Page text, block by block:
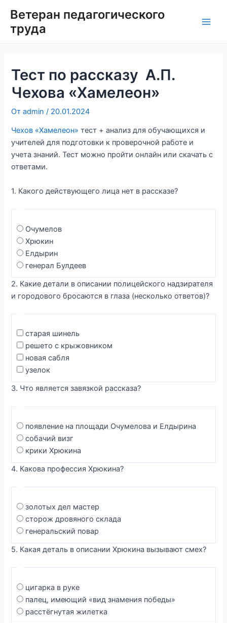
содержимому
Ветеран педагогического
труда
Тест по рассказу А.П.
Чехова «Хамелеон»
Отadmin/ 20.01.2024
Чехов «Хамелеон» тест + анализ для обучающихся и
учителей для подготовки к проверочной работе и
учета знаний. Тест можно пройти онлайн или скачать с
ответами.
1. Какого действующего лица нет в рассказе?
Очумелов
Хрюкин
Елдырин
генерал Булдеев
2. Какие детали в описании полицейского надзирателя
и городового бросаются в глаза (несколько ответов)?
старая шинель
решето с крыжовником
новая сабля
узелок
3. Что является завязкой рассказа?
появление на площади Очумелова и Елдырина
собачий визг
крики Хрюкина
4. Какова профессия Хрюкина?
золотых дел мастер
сторож дровяного склада
генеральский повар
5. Какая деталь в описании Хрюкина вызывают смех?
цигарка в руке
палец, имеющий «вид знамения победы»
расстёгнутая жилетка